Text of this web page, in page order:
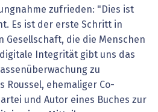
zufrieden: "Dies ist
Es ist der erste Schritt in
Gesellschaft, die die Menschen
Integrität gibt uns das
zu
Roussel, ehemaliger Co-
und Autor eines Buches zur